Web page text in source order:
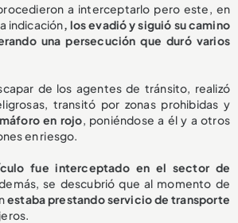
a interceptarlo pero este, en
indicación , los evadió y siguió su camino
una persecución que duró varios
de los agentes de tránsito, realizó
transitó por zonas prohibidas y
en rojo , poniéndose a él y a otros
en riesgo.
fue interceptado en el sector de
se descubrió que al momento de
estaba prestando servicio de transporte